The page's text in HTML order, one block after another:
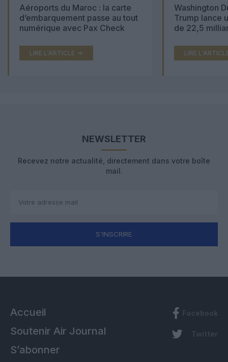
Aéroports du Maroc : la carte
d’embarquement passe au tout
numérique avec Pax Check
LIRE L'ARTICLE
Washington
Trump lance
de 22,5
LIRE
NEWSLETTER
Recevez notre actualité, directement dans votre boîte
mail.
S'INSCRIRE
Accueil
Soutenir Air Journal
S’abonner